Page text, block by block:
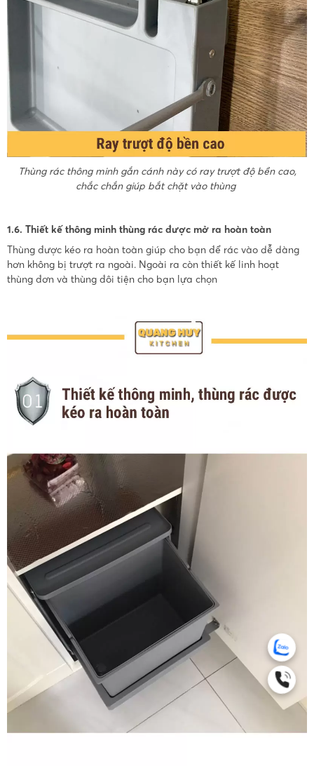
Thùng rác thông minh gắn cánh này có ray trượt độ bền cao,
chắc chắn giúp bắt chặt vào thùng
1.6. Thiết kế thông minh thùng rác được mở ra hoàn toàn
Thùng được kéo ra hoàn toàn giúp cho bạn để rác vào dễ dàng
hơn không bị trượt ra ngoài. Ngoài ra còn thiết kế linh hoạt
thùng đơn và thùng đôi tiện cho bạn lựa chọn